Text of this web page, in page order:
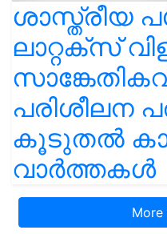
ശാസ്ത്രീയ
ലാറ്റക്സ്
പരിശീലന
കൂടുതൽ
വാർത്തകൾ
More